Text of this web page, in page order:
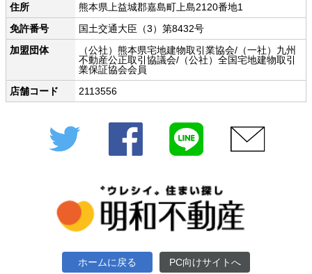
住所
熊本県上益城郡嘉島町上島2120番地1
免許番号
国土交通大臣（3）第8432号
加盟団体
（公社）熊本県宅地建物取引業協会/（一社）九州
不動産公正取引協議会/（公社）全国宅地建物取引
業保証協会会員
店舗コード
2113556
Twitter Facebook
ホームに戻る PC向けサイトへ